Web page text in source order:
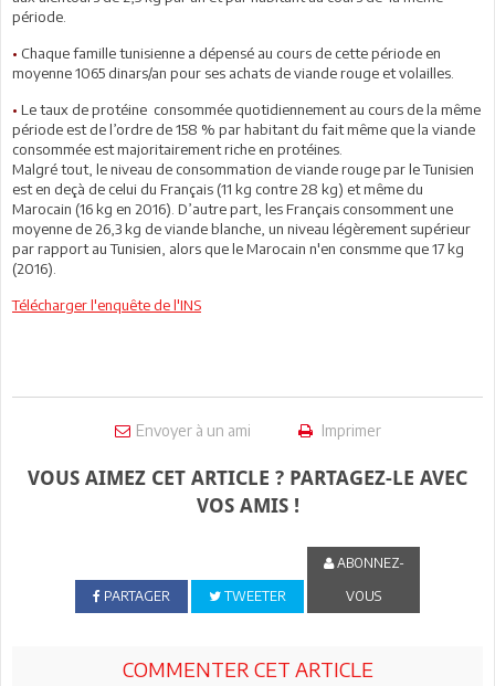
période.
• Chaque famille tunisienne a dépensé au cours de cette période en
moyenne 1065 dinars/an pour ses achats de viande rouge et volailles.
• Le taux de protéine consommée quotidiennement au cours de la même
période est de l’ordre de 158 % par habitant du fait même que la viande
consommée est majoritairement riche en protéines.
Malgré tout, le niveau de consommation de viande rouge par le Tunisien
est en deçà de celui du Français (11 kg contre 28 kg) et même du
Marocain (16 kg en 2016). D’autre part, les Français consomment une
moyenne de 26,3 kg de viande blanche, un niveau légèrement supérieur
par rapport au Tunisien, alors que le Marocain n'en consmme que 17 kg
(2016).
Télécharger l'enquête de l'INS
Envoyer à un ami Imprimer
VOUS AIMEZ CET ARTICLE ? PARTAGEZ-LE AVEC
VOS AMIS !
PARTAGER TWEETER
ABONNEZ-
VOUS
COMMENTER CET ARTICLE